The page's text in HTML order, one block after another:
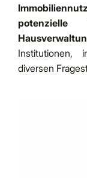
potenzielle
Institutionen,
diversen